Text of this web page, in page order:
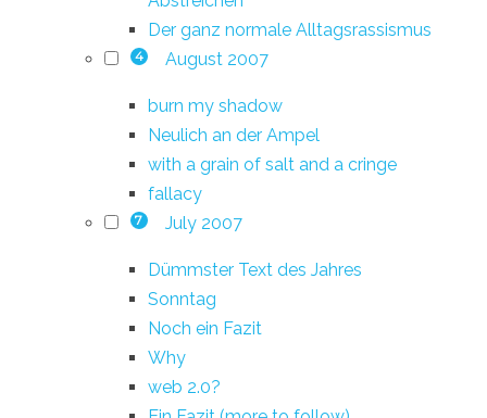
Der ganz normale Alltagsrassismus
4 August 2007
burn my shadow
Neulich an der Ampel
with a grain of salt and a cringe
fallacy
7 July 2007
Dümmster Text des Jahres
Sonntag
Noch ein Fazit
Why
web 2.0?